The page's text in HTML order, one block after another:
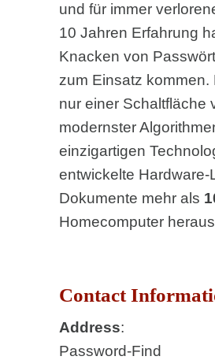
und für immer
10 Jahren Erfahrung
Knacken von
zum Einsatz
nur einer Schaltfläche
modernster
einzigartigen
entwickelte
Dokumente mehr als
Homecomputer
Contact
Address:
Password-Find